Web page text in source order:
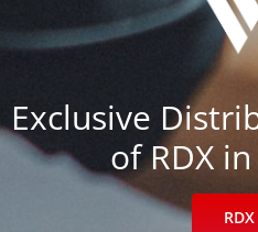
Exclusive
of RDX
RDX